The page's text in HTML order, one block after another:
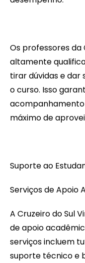
Os professores da
altamente
tirar dúvidas e dar
o curso. Isso
máximo de
Suporte ao
Serviços de Apoio
A Cruzeiro do Sul
de apoio
serviços incluem
suporte técnico e